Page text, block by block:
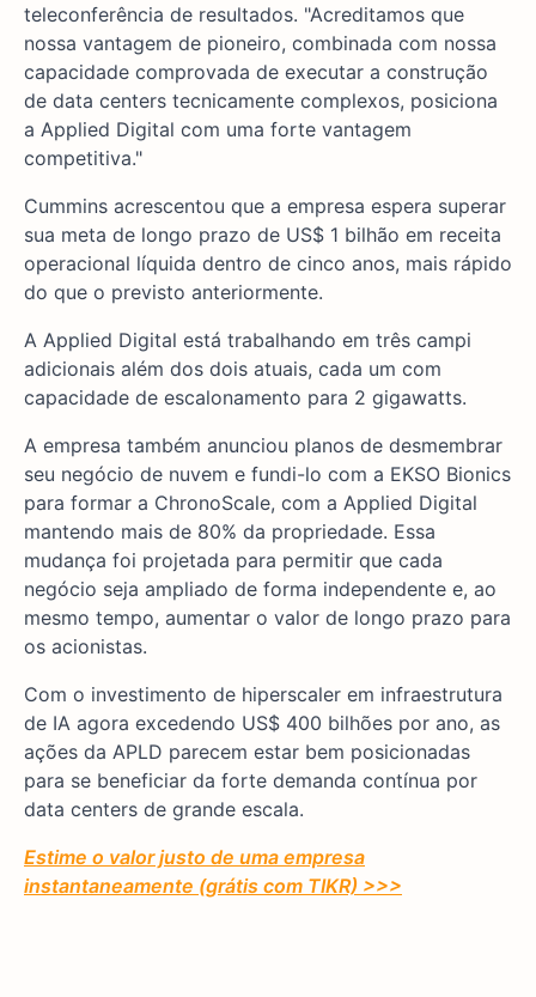
teleconferência de resultados. "Acreditamos que
nossa vantagem de pioneiro, combinada com nossa
capacidade comprovada de executar a construção
de data centers tecnicamente complexos, posiciona
a Applied Digital com uma forte vantagem
competitiva."
Cummins acrescentou que a empresa espera superar
sua meta de longo prazo de US$ 1 bilhão em receita
operacional líquida dentro de cinco anos, mais rápido
do que o previsto anteriormente.
A Applied Digital está trabalhando em três campi
adicionais além dos dois atuais, cada um com
capacidade de escalonamento para 2 gigawatts.
A empresa também anunciou planos de desmembrar
seu negócio de nuvem e fundi-lo com a EKSO Bionics
para formar a ChronoScale, com a Applied Digital
mantendo mais de 80% da propriedade. Essa
mudança foi projetada para permitir que cada
negócio seja ampliado de forma independente e, ao
mesmo tempo, aumentar o valor de longo prazo para
os acionistas.
Com o investimento de hiperscaler em infraestrutura
de IA agora excedendo US$ 400 bilhões por ano, as
ações da APLD parecem estar bem posicionadas
para se beneficiar da forte demanda contínua por
data centers de grande escala.
Estime o valor justo de uma empresa
instantaneamente (grátis com TIKR) >>>